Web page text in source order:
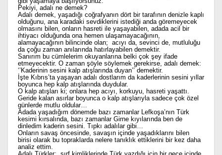
Pekiyi, adalı ne demek?
Adalı demek, yaşadığı coğrafyanın dört bir tarafının denizle kaplı
olduğunu, ana karadaki sevdiklerini istediği anda göremeyecek
olmasını bilen, onların hasreti ile yaşayabilen, adada acil bir
ihtiyacı olduğunda ona hemen ulaşamayacağının,
alamayacağının bilincinde olan; acıyı da, sevinci de, mutluluğu
da çoğu zaman anılarında hatırlayabilen demektir.
Sanırım bu cümlelerim okuyanlarına belki çok şey ifade
etmeyecektir. O zaman şöyle söylemek gerekirse, adalı demek:
‘’Kaderinin sesini kalp atışlarında duyan’’ demektir.
İşte Kıbrıs’ta yaşayan adalı dostlarım da kaderlerinin sesini yıllar
boyunca hep kalp atışlarında duydular.
O kalp atışları ki; onlara hep acıyı, korkuyu, hasreti yaşattı.
Geride kalan asırlar boyunca o kalp atışlarıyla sadece çok özel
günlerde mutlu oldular…
Adada yaşadığım dönemde bazı zamanlar Lefkoşa’nın Türk
kesimi kırsalında, bazı zamanlar Girne kıyılarında ben de
dinledim kaderin sesini. Tıpkı adalılar gibi…
Onların savaş öncesinde, savaşın içinde yaşadıklarını bilen
birisi olarak bu topraklarda nelere tanıklık ettiklerini bir kez daha
analiz ettim.